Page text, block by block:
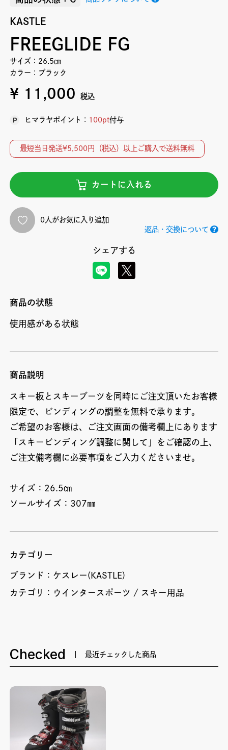
KASTLE
FREEGLIDE FG
サイズ：26.5㎝
カラー：ブラック
¥ 11,000税込
ヒマラヤポイント： 100pt付与
最短当日発送¥5,500円（税込）以上ご購入で送料無料
カートに入れる
0人がお気に入り追加
返品・交換について
シェアする
商品の状態
使用感がある状態
商品説明
スキー板とスキーブーツを同時にご注文頂いたお客様
限定で、ビンディングの調整を無料で承ります。
ご希望のお客様は、ご注文画面の備考欄上にあります
「スキービンディング調整に関して」をご確認の上、
ご注文備考欄に必要事項をご入力くださいませ。
サイズ：26.5㎝
ソールサイズ：307㎜
カテゴリー
ブランド： ケスレー(KASTLE)
カテゴリ： ウインタースポーツ スキー用品
Checked 最近チェックした商品